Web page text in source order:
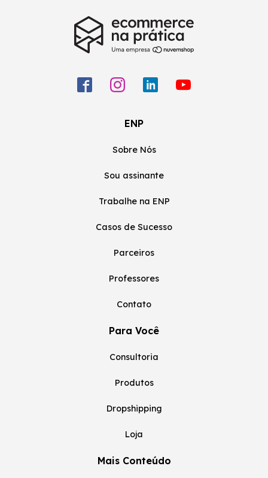
ENP
Sobre Nós
Sou assinante
Trabalhe na ENP
Casos de Sucesso
Parceiros
Professores
Contato
Para Você
Consultoria
Produtos
Dropshipping
Loja
Mais Conteúdo